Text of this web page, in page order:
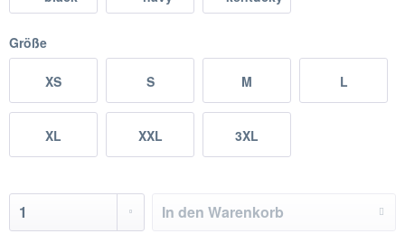
Größe
XS S M L
XL XXL 3XL
In den Warenkorb